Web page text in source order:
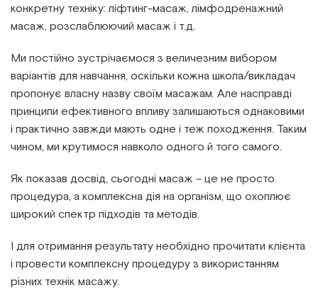
конкретну техніку: ліфтинг-масаж, лімфодренажний
масаж, розслаблюючий масаж і т.д.
Ми постійно зустрічаємося з величезним вибором
варіантів для навчання, оскільки кожна школа/викладач
пропонує власну назву своїм масажам. Але насправді
принципи ефективного впливу залишаються однаковими
і практично завжди мають одне і теж походження. Таким
чином, ми крутимося навколо одного й того самого.
Як показав досвід, сьогодні масаж – це не просто
процедура, а комплексна дія на організм, що охоплює
широкий спектр підходів та методів.
І для отримання результату необхідно прочитати клієнта
і провести комплексну процедуру з використанням
різних технік масажу.